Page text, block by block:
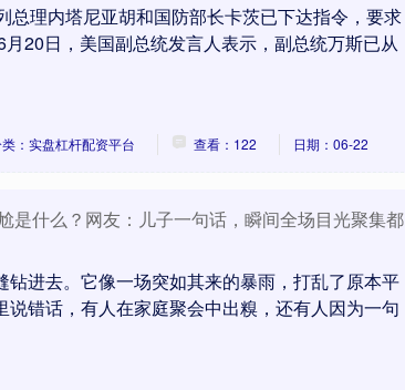
总理内塔尼亚胡和国防部长卡茨已下达指令，要求
20日，美国副总统发言人表示，副总统万斯已从
：实盘杠杆配资平台 查看：122 日期：06-22
是什么？网友：儿子一句话，瞬间全场目光聚集都
进去。它像一场突如其来的暴雨，打乱了原本平
错话，有人在家庭聚会中出糗，还有人因为一句